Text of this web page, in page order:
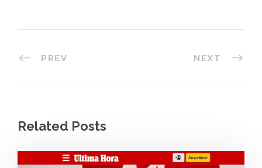
PREV NEXT
Related Posts